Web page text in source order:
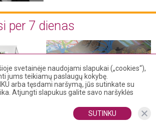
per 7 dienas
Tapetų klijavimas: 8
paprasti žingsniai, kurie
svetainėje naudojami slapukai („cookies“),
jums teikiamų paslaugų kokybę.
arba tęsdami naršymą, jūs sutinkate su
Atjungti slapukus galite savo naršyklės
SUTINKU